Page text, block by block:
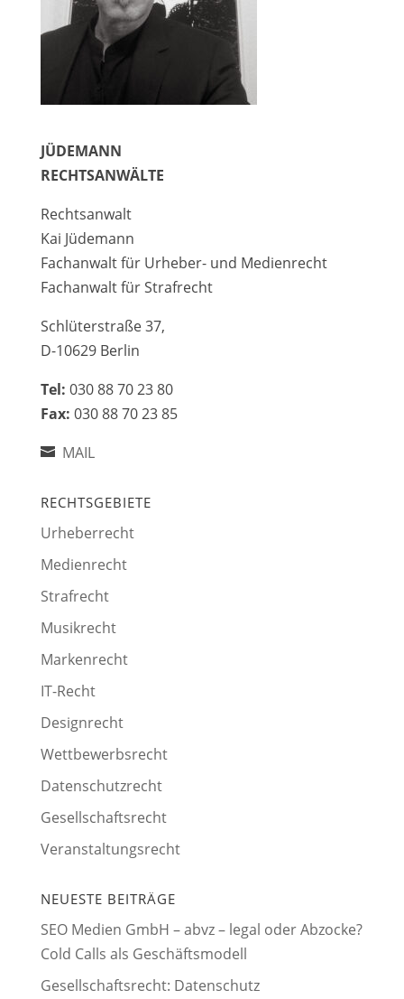
JÜDEMANN
RECHTSANWÄLTE
Rechtsanwalt
Kai Jüdemann
Fachanwalt für Urheber- und Medienrecht
Fachanwalt für Strafrecht
Schlüterstraße 37,
D-10629 Berlin
Tel: 030 88 70 23 80
Fax: 030 88 70 23 85
MAIL
RECHTSGEBIETE
Urheberrecht
Medienrecht
Strafrecht
Musikrecht
Markenrecht
IT-Recht
Designrecht
Wettbewerbsrecht
Datenschutzrecht
Gesellschaftsrecht
Veranstaltungsrecht
NEUESTE BEITRÄGE
SEO Medien GmbH – abvz – legal oder Abzocke?
Cold Calls als Geschäftsmodell
Gesellschaftsrecht: Datenschutz